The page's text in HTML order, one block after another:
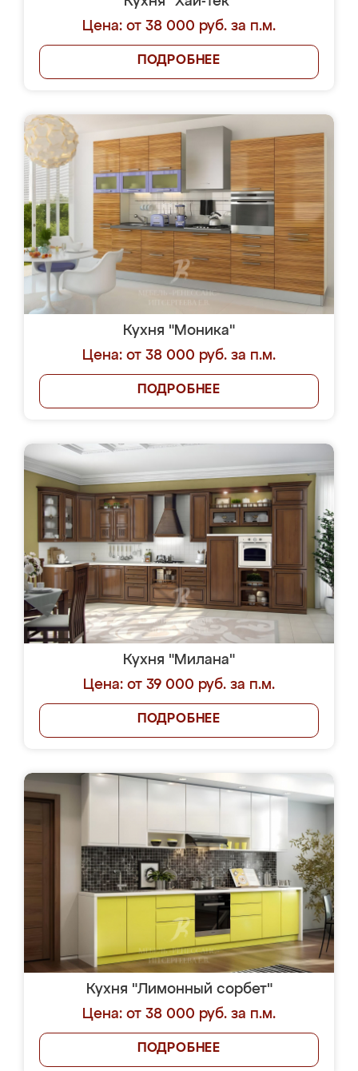
Цена: от 38 000 руб. за п.м.
ПОДРОБНЕЕ
Кухня "Моника"
Цена: от 38 000 руб. за п.м.
ПОДРОБНЕЕ
Кухня "Милана"
Цена: от 39 000 руб. за п.м.
ПОДРОБНЕЕ
Кухня "Лимонный сорбет"
Цена: от 38 000 руб. за п.м.
ПОДРОБНЕЕ